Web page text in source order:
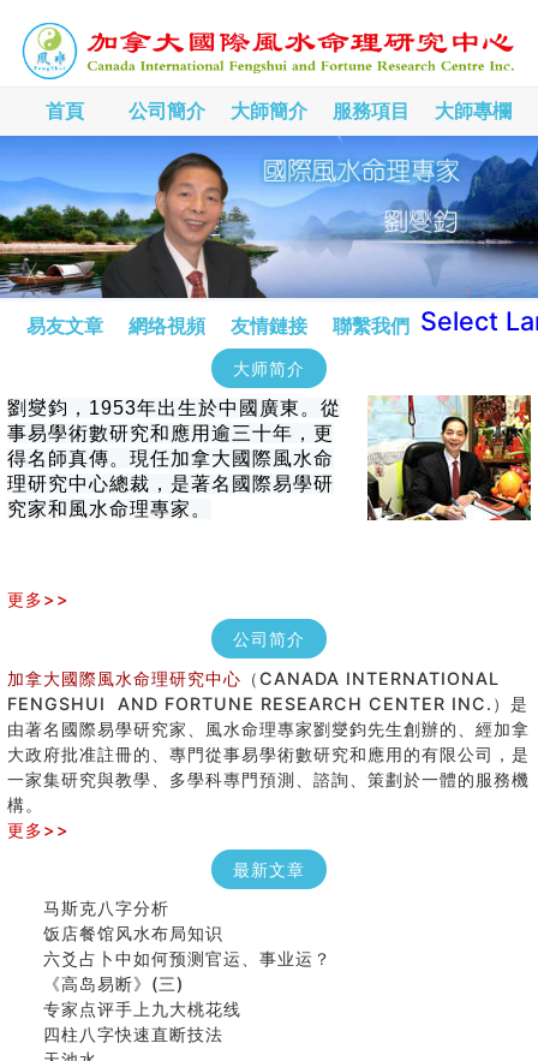
首頁 公司簡介 大師簡介 服務項目 大師專欄
易友文章 網络視頻 友情鏈接 聯繫我們 Select
大师简介
劉燮鈞，1953年出生於中國廣東。從
事易學術數研究和應用逾三十年，更
得名師真傳。現任加拿大國際風水命
理研究中心總裁，是著名國際易學研
究家和風水命理專家。
更多>>
公司简介
加拿大國際風水命理研究中心 （CANADA INTERNATIONAL
FENGSHUI AND FORTUNE RESEARCH CENTER INC.）是
由著名國際易學研究家、風水命理專家劉燮鈞先生創辦的、經加拿
大政府批准註冊的、專門從事易學術數研究和應用的有限公司，是
一家集研究與教學、多學科專門預測、諮詢、策劃於一體的服務機
構。
更多>>
最新文章
七夕节 我国唯一一个以女性为主角传统节日
民間風水知識九十四條
马斯克八字分析
饭店餐馆风水布局知识
六爻占卜中如何预测官运、事业运？
《高岛易断》(三)
专家点评手上九大桃花线
四柱八字快速直断技法
天池水